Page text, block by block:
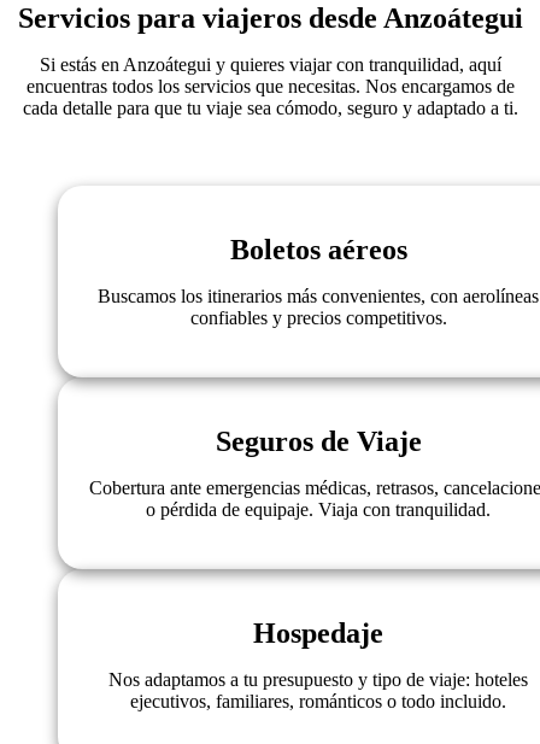
Servicios para viajeros desde Anzoátegui
Si estás en Anzoátegui y quieres viajar con tranquilidad, aquí
encuentras todos los servicios que necesitas. Nos encargamos de
cada detalle para que tu viaje sea cómodo, seguro y adaptado a ti.
Boletos aéreos
Buscamos los itinerarios más convenientes, con aerolíneas
confiables y precios competitivos.
Seguros de Viaje
Cobertura ante emergencias médicas, retrasos,
o pérdida de equipaje. Viaja con tranquilidad.
Hospedaje
Nos adaptamos a tu presupuesto y tipo de viaje: hoteles
ejecutivos, familiares, románticos o todo incluido.